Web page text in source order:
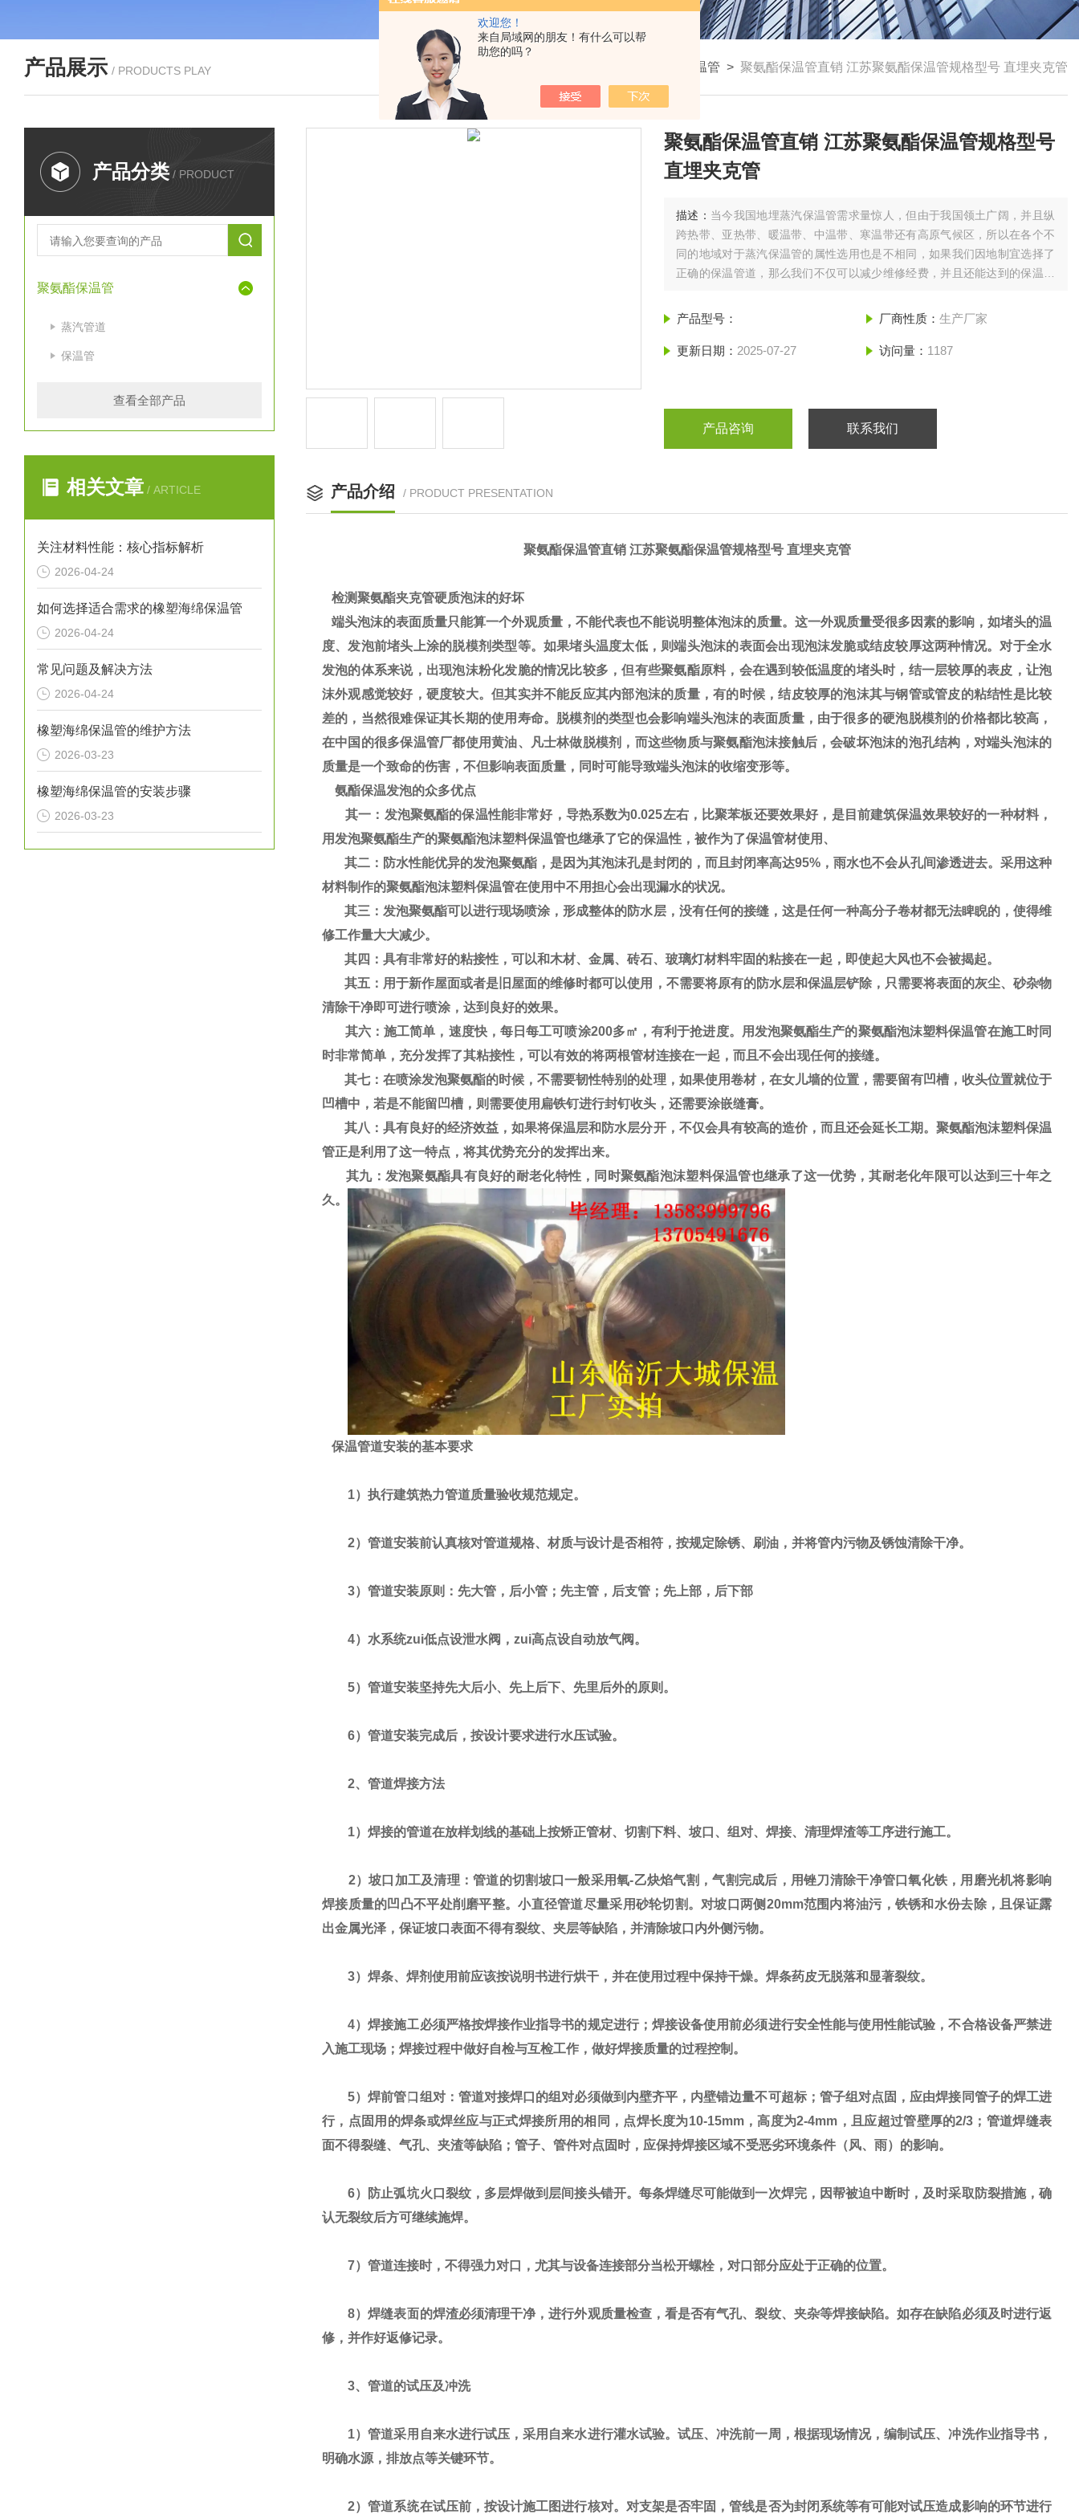
欢迎您！
来自局域网的朋友！有什么可以帮
助您的吗？
产品展示 / PRODUCTS PLAY 我的位置： 保温管 > 聚氨酯保温管直销 江苏聚氨酯保温管规格型号 直埋夹克管
产品分类 / PRODUCT
聚氨酯保温管
蒸汽管道
保温管
查看全部产品
相关文章 / ARTICLE
关注材料性能：核心指标解析
2026-04-24
如何选择适合需求的橡塑海绵保温管
2026-04-24
常见问题及解决方法
2026-04-24
橡塑海绵保温管的维护方法
2026-03-23
橡塑海绵保温管的安装步骤
2026-03-23
聚氨酯保温管直销 江苏聚氨酯保温管规格型号
直埋夹克管
描述： 当今我国地埋蒸汽保温管需求量惊人，但由于我国领土广阔，并且纵
跨热带、亚热带、暖温带、中温带、寒温带还有高原气候区，所以在各个不
同的地域对于蒸汽保温管的属性选用也是不相同，如果我们因地制宜选择了
正确的保温管道，那么我们不仅可以减少维修经费，并且还能达到的保温效
号 直埋夹克管
产品型号： 厂商性质： 生产厂家
更新日期： 2025-07-27 访问量： 1187
产品咨询 联系我们
产品介绍 / PRODUCT PRESENTATION
聚氨酯保温管直销 江苏聚氨酯保温管规格型号 直埋夹克管
检测聚氨酯夹克管硬质泡沫的好坏
端头泡沫的表面质量只能算一个外观质量，不能代表也不能说明整体泡沫的质量。这一外观质量受很多因素的影响，如堵头的温
度、发泡前堵头上涂的脱模剂类型等。如果堵头温度太低，则端头泡沫的表面会出现泡沫发脆或结皮较厚这两种情况。对于全水
发泡的体系来说，出现泡沫粉化发脆的情况比较多，但有些聚氨酯原料，会在遇到较低温度的堵头时，结一层较厚的表皮，让泡
沫外观感觉较好，硬度较大。但其实并不能反应其内部泡沫的质量，有的时候，结皮较厚的泡沫其与钢管或管皮的粘结性是比较
差的，当然很难保证其长期的使用寿命。脱模剂的类型也会影响端头泡沫的表面质量，由于很多的硬泡脱模剂的价格都比较高，
在中国的很多保温管厂都使用黄油、凡士林做脱模剂，而这些物质与聚氨酯泡沫接触后，会破坏泡沫的泡孔结构，对端头泡沫的
质量是一个致命的伤害，不但影响表面质量，同时可能导致端头泡沫的收缩变形等。
氨酯保温发泡的众多优点
其一：发泡聚氨酯的保温性能非常好，导热系数为0.025左右，比聚苯板还要效果好，是目前建筑保温效果较好的一种材料，
用发泡聚氨酯生产的聚氨酯泡沫塑料保温管也继承了它的保温性，被作为了保温管材使用、
其二：防水性能优异的发泡聚氨酯，是因为其泡沫孔是封闭的，而且封闭率高达95%，雨水也不会从孔间渗透进去。采用这种
材料制作的聚氨酯泡沫塑料保温管在使用中不用担心会出现漏水的状况。
其三：发泡聚氨酯可以进行现场喷涂，形成整体的防水层，没有任何的接缝，这是任何一种高分子卷材都无法睥睨的，使得维
修工作量大大减少。
其四：具有非常好的粘接性，可以和木材、金属、砖石、玻璃灯材料牢固的粘接在一起，即使起大风也不会被揭起。
其五：用于新作屋面或者是旧屋面的维修时都可以使用，不需要将原有的防水层和保温层铲除，只需要将表面的灰尘、砂杂物
清除干净即可进行喷涂，达到良好的效果。
其六：施工简单，速度快，每日每工可喷涂200多㎡，有利于抢进度。用发泡聚氨酯生产的聚氨酯泡沫塑料保温管在施工时同
时非常简单， 充分发挥了其粘接性，可以有效的将两根管材连接在一起，而且不会出现任何的接缝。
其七：在喷涂发泡聚氨酯的时候，不需要韧性特别的处理，如果使用卷材，在女儿墙的位置，需要留有凹槽，收头位置就位于
凹槽中，若是不能留凹槽，则需要使用扁铁钉进行封钉收头，还需要涂嵌缝膏。
其八：具有良好的经济效益，如果将保温层和防水层分开，不仅会具有较高的造价，而且还会延长工期。聚氨酯泡沫塑料保温
管正是利用 了这一特点，将其优势充分的发挥出来。
其九：发泡聚氨酯具有良好的耐老化特性，同时聚氨酯泡沫塑料保温管也继承了这一优势，其耐老化年限可以达到三十年之
久。
保温管道安装的基本要求
1）执行建筑热力管道质量验收规范规定。
2）管道安装前认真核对管道规格、材质与设计是否相符，按规定除锈、刷油，并将管内污物及锈蚀清除干净。
3）管道安装原则：先大管，后小管；先主管，后支管；先上部，后下部
4）水系统zui低点设泄水阀，zui高点设自动放气阀。
5）管道安装坚持先大后小、先上后下、先里后外的原则。
6）管道安装完成后，按设计要求进行水压试验。
2、管道焊接方法
1）焊接的管道在放样划线的基础上按矫正管材、切割下料、坡口、组对、焊接、清理焊渣等工序进行施工。
2）坡口加工及清理：管道的切割坡口一般采用氧-乙炔焰气割，气割完成后，用锉刀清除干净管口氧化铁，用磨光机将影响
焊接质量的凹凸不平处削磨平整。小直径管道尽量采用砂轮切割。对坡口两侧20mm范围内将油污，铁锈和水份去除，且保证露
出金属光泽，保证坡口表面不得有裂纹、夹层等缺陷，并清除坡口内外侧污物。
3）焊条、焊剂使用前应该按说明书进行烘干，并在使用过程中保持干燥。焊条药皮无脱落和显著裂纹。
4）焊接施工必须严格按焊接作业指导书的规定进行；焊接设备使用前必须进行安全性能与使用性能试验，不合格设备严禁进
入施工现场；焊接过程中做好自检与互检工作，做好焊接质量的过程控制。
5）焊前管口组对：管道对接焊口的组对必须做到内壁齐平，内壁错边量不可超标；管子组对点固，应由焊接同管子的焊工进
行，点固用的焊条或焊丝应与正式焊接所用的相同，点焊长度为10-15mm，高度为2-4mm，且应超过管壁厚的2/3；管道焊缝表
面不得裂缝、气孔、夹渣等缺陷；管子、管件对点固时，应保持焊接区域不受恶劣环境条件（风、雨）的影响。
6）防止弧坑火口裂纹，多层焊做到层间接头错开。每条焊缝尽可能做到一次焊完，因帮被迫中断时，及时采取防裂措施，确
认无裂纹后方可继续施焊。
7）管道连接时，不得强力对口，尤其与设备连接部分当松开螺栓，对口部分应处于正确的位置。
8）焊缝表面的焊渣必须清理干净，进行外观质量检查，看是否有气孔、裂纹、夹杂等焊接缺陷。如存在缺陷必须及时进行返
修，并作好返修记录。
3、管道的试压及冲洗
1）管道采用自来水进行试压，采用自来水进行灌水试验。试压、冲洗前一周，根据现场情况，编制试压、冲洗作业指导书，
明确水源，排放点等关键环节。
2）管道系统在试压前，按设计施工图进行核对。对支架是否牢固，管线是否为封闭系统等有可能对试压造成影响的环节进行